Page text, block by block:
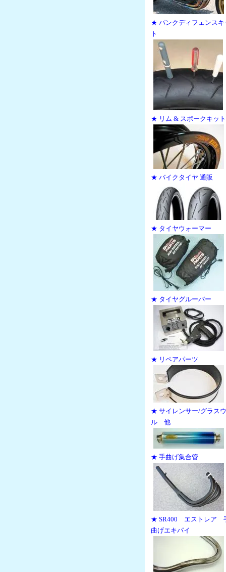
★ パンクディフェンスキ
ト
★ リム & スポークキット
★ バイクタイヤ 通販
★ タイヤウォーマー
★ タイヤグルーバー
★ リペアパーツ
★ サイレンサー/グラス
ル 他
★ 手曲げ集合管
★ SR400 エストレア
曲げエキパイ